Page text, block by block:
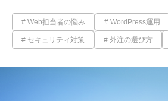
Web担当者の悩み WordPress運用
セキュリティ対策 外注の選び方